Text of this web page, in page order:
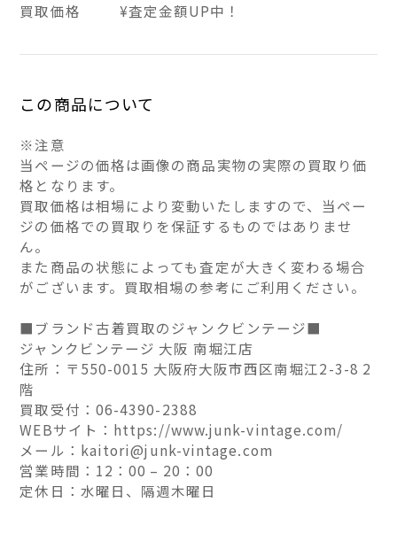
買取価格
¥査定金額UP中！
この商品について
※注意
当ページの価格は画像の商品実物の実際の買取り価
格となります。
買取価格は相場により変動いたしますので、当ペー
ジの価格での買取りを保証するものではありませ
ん。
また商品の状態によっても査定が大きく変わる場合
がございます。買取相場の参考にご利用ください。
■ブランド古着買取のジャンクビンテージ■
ジャンクビンテージ 大阪 南堀江店
住所：〒550-0015 大阪府大阪市西区南堀江2-3-8 2
階
買取受付：06-4390-2388
WEBサイト：https://www.junk-vintage.com/
メール：kaitori@junk-vintage.com
営業時間：12：00 – 20：00
定休日：水曜日、隔週木曜日